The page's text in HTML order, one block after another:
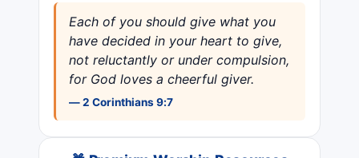
Each of you should give what you
have decided in your heart to give,
not reluctantly or under compulsion,
for God loves a cheerful giver.
— 2 Corinthians 9:7